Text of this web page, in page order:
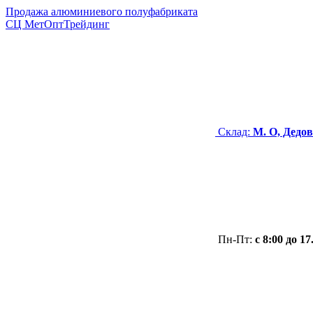
Продажа алюминиевого полуфабриката
СЦ МетОптТрейдинг
Склад: М. О,
Пн-Пт: с 8:00 до